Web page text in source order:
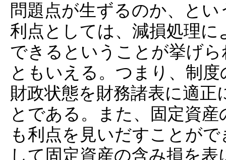
問題点が生ずるのか、と
利点としては、減損処理
できるということが挙げ
ともいえる。つまり、制
財政状態を財務諸表に適
とである。また、固定資
も利点を見いだすことが
して固定資産の含み損を